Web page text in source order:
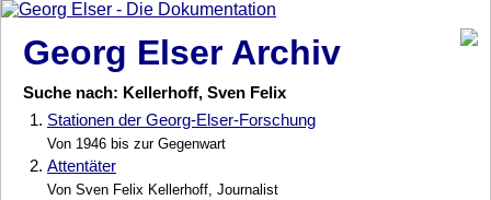
Georg Elser Archiv
Suche nach: Kellerhoff, Sven Felix
1. Stationen der Georg-Elser-Forschung
Von 1946 bis zur Gegenwart
2. Attentäter
Von Sven Felix Kellerhoff, Journalist